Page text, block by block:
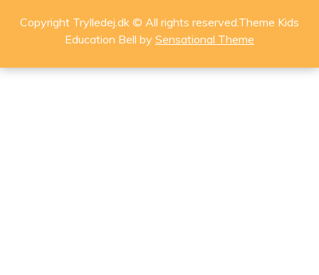
Copyright Trylledej.dk © All rights reserved.Theme Kids
Education Bell by Sensational Theme